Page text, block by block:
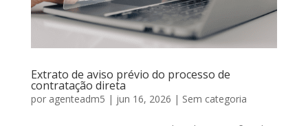
Extrato de aviso prévio do processo de
contratação direta
por agenteadm5 | jun 16, 2026 | Sem categoria